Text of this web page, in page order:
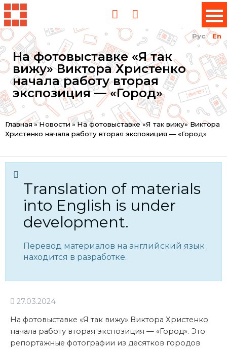
Рус En
На фотовыставке «Я так
вижу» Виктора Христенко
начала работу вторая
экспозиция — «Город»
You
are
here
Главная »Новости»На фотовыставке «Я так вижу» Виктора
Христенко начала работу вторая экспозиция — «Город»
Translation of materials
into English is under
development.
Перевод материалов на английский язык
находится в разработке.
27.03.2024
На фотовыставке «Я так вижу» Виктора Христенко
начала работу вторая экспозиция — «Город». Это
репортажные фотографии из десятков городов